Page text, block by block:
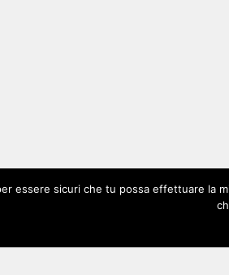
essere sicuri che tu possa effettuare la